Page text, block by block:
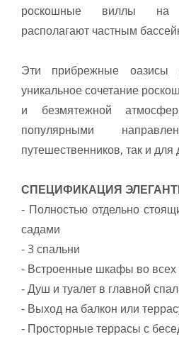
роскошные виллы на
располагают частным
Эти прибрежные оазисы
уникальное сочетание
и безмятежной
популярными
путешественников, так и
СПЕЦИФИКАЦИЯ
- Полностью отдельно
садами
- 3 спальни
- Встроенные шкафы во всех
- Душ и туалет в главной
- Выход на балкон или
- Просторные террасы с